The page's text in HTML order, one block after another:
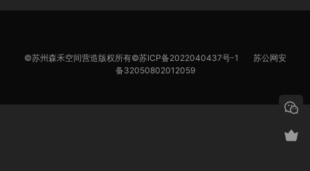
©苏州森禾空间营造版权所有©苏ICP备2022040437号-1
苏公网安
备32050802012059